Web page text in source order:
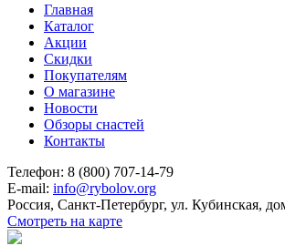
Главная
Каталог
Акции
Скидки
Покупателям
О магазине
Новости
Обзоры снастей
Контакты
Телефон: 8 (800) 707-14-79
E-mail: info@rybolov.org
Россия, Санкт-Петербург, ул. Кубинская,
Смотреть на карте